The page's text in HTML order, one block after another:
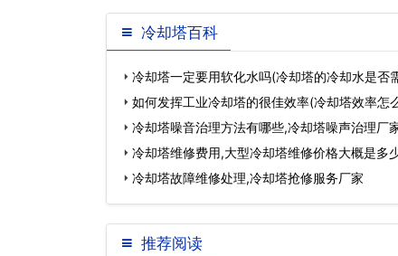
冷却塔百科
冷却塔一定要用软化水吗​(冷却塔的冷却水是否
如何发挥工业冷却塔的很佳效率(冷却塔效率怎
好)…
冷却塔噪音治理方法有哪些,冷却塔噪声治理厂
冷却塔维修费用,大型冷却塔维修价格大概是多
冷却塔故障维修处理,冷却塔抢修服务厂家
推荐阅读